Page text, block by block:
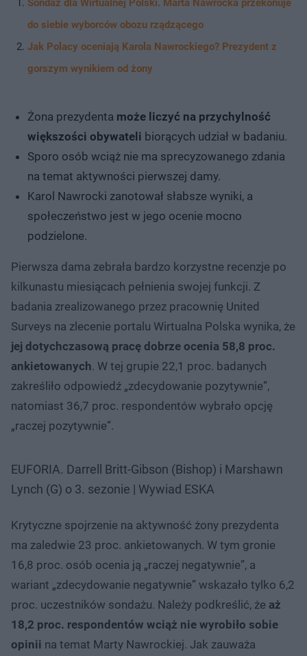
do siebie wyborców obozu rządzącego
Jak Polacy oceniają Karola Nawrockiego? Prezydent z
gorszym wynikiem od żony
Żona prezydenta może liczyć na przychylność
większości obywateli biorących udział w badaniu.
Sporo osób wciąż nie ma sprecyzowanego zdania
na temat aktywności pierwszej damy.
Karol Nawrocki zanotował słabsze wyniki, a
społeczeństwo jest w jego ocenie mocno
podzielone.
Pierwsza dama zebrała bardzo korzystne recenzje po
kilkunastu miesiącach pełnienia swojej funkcji. Z
badania zrealizowanego przez pracownię United
Surveys na zlecenie portalu Wirtualna Polska wynika, że
jej dotychczasową pracę dobrze ocenia 58,8 proc.
ankietowanych. W tej grupie 22,1 proc. badanych
zakreśliło odpowiedź „zdecydowanie pozytywnie”,
natomiast 36,7 proc. respondentów wybrało opcję
„raczej pozytywnie”.
EUFORIA. Darrell Britt-Gibson (Bishop) i Marshawn
Lynch (G) o 3. sezonie | Wywiad ESKA
Krytyczne spojrzenie na aktywność żony prezydenta
ma zaledwie 23 proc. ankietowanych. W tym gronie
16,8 proc. osób ocenia ją „raczej negatywnie”, a
wariant „zdecydowanie negatywnie” wskazało tylko 6,2
proc. uczestników sondażu. Należy podkreślić, że aż
18,2 proc. respondentów wciąż nie wyrobiło sobie
opinii na temat Marty Nawrockiej. Jak zauważa